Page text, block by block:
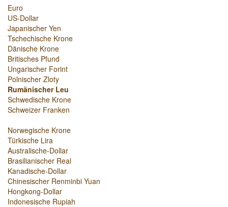
Euro
US-Dollar
Japanischer Yen
Tschechische Krone
Dänische Krone
Britisches Pfund
Ungarischer Forint
Polnischer Zloty
Rumänischer Leu
Schwedische Krone
Schweizer Franken
Norwegische Krone
Türkische Lira
Australische-Dollar
Brasilianischer Real
Kanadische-Dollar
Chinesischer Renminbi Yuan
Hongkong-Dollar
Indonesische Rupiah